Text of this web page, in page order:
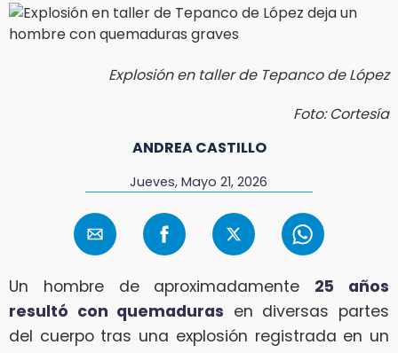
Explosión en taller de Tepanco de López
Foto: Cortesía
ANDREA CASTILLO
Jueves, Mayo 21, 2026
Un hombre de aproximadamente 25 años
resultó con quemaduras en diversas partes
del cuerpo tras una explosión registrada en un